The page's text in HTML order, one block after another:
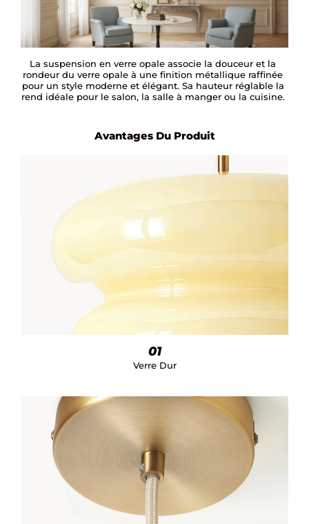
La suspension en verre opale associe la douceur et la
rondeur du verre opale à une finition métallique raffinée
pour un style moderne et élégant. Sa hauteur réglable la
rend idéale pour le salon, la salle à manger ou la cuisine.
Avantages Du Produit
01
Verre Dur